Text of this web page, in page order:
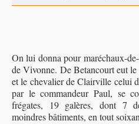
On lui donna pour maréchaux-
de Vivonne. De Betancourt eut
et le chevalier de Clairville celui
par le commandeur Paul, se
frégates, 19 galères, dont 7
moindres bâtiments, en tout